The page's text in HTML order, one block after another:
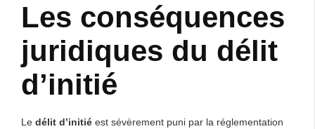
Les conséquences
juridiques du délit
d’initié
Le délit d’initié est sévèrement puni par la réglementation